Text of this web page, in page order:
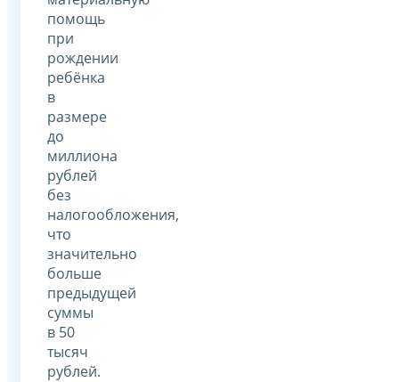
помощь
при
рождении
ребёнка
в
размере
до
миллиона
рублей
без
налогообложения,
что
значительно
больше
предыдущей
суммы
в 50
тысяч
рублей.